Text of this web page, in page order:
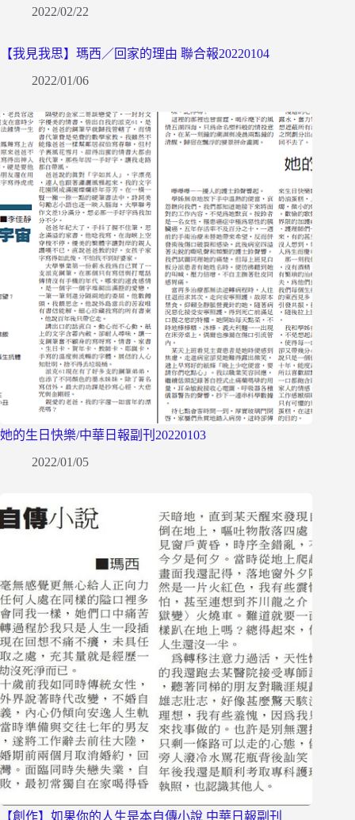
2022/02/22
【我見我思】瑪西／回家的理由 聯合報20220104
2022/01/06
她的生日快樂/中華日報副刊20220103
2022/01/05
【創作】如果你的人生是本自傳小說 中華日報副刊